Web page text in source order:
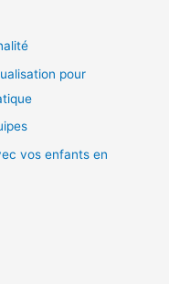
pour
vos enfants en